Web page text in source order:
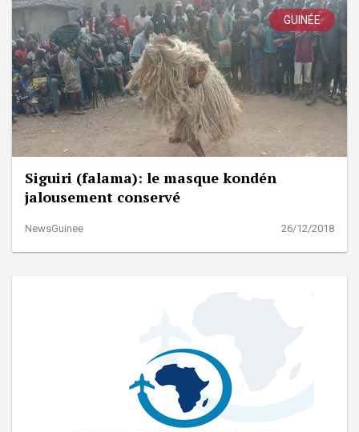
GUINÉE
Siguiri (falama): le masque kondén
jalousement conservé
NewsGuinee 26/12/2018